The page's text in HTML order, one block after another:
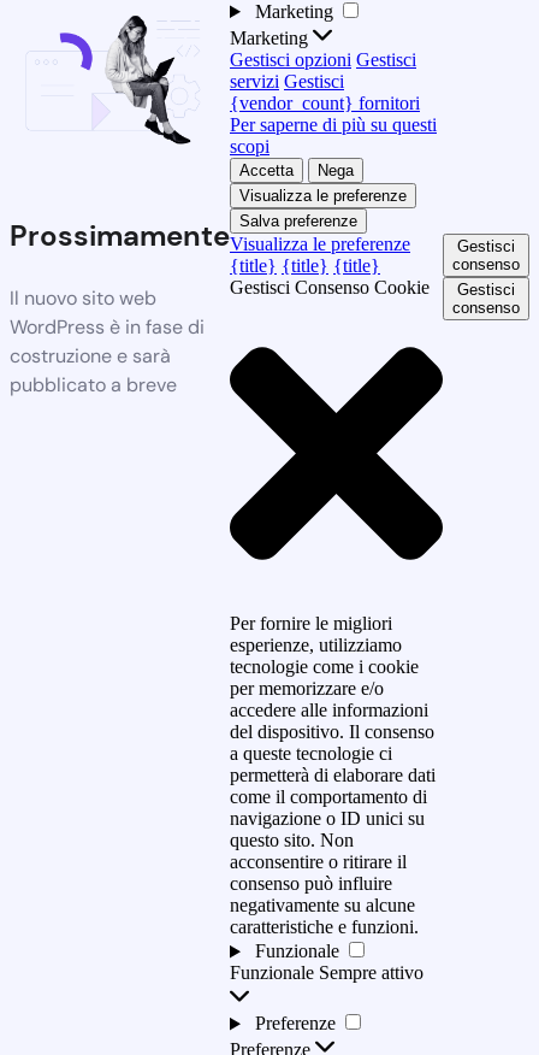
Prossimamente
Il nuovo sito web
WordPress è in fase di
costruzione e sarà
pubblicato a breve
Marketing
Marketing
Gestisci opzioni Gestisci
servizi Gestisci
{vendor_count} fornitori
Per saperne di più su questi
scopi
Accetta
Nega
Visualizza le preferenze
Salva preferenze
Visualizza le preferenze
{title} {title} {title}
Gestisci Consenso Cookie
Per fornire le migliori
esperienze, utilizziamo
tecnologie come i cookie
per memorizzare e/o
accedere alle informazioni
del dispositivo. Il consenso
a queste tecnologie ci
permetterà di elaborare dati
come il comportamento di
navigazione o ID unici su
questo sito. Non
acconsentire o ritirare il
consenso può influire
negativamente su alcune
caratteristiche e funzioni.
Funzionale
Funzionale Sempre attivo
Preferenze
Preferenze
Gestisci
consenso
Gestisci
consenso